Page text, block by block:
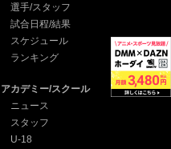
選手/スタッフ
試合日程/結果
スケジュール
ランキング
アカデミー/スクール
ニュース
スタッフ
U-18